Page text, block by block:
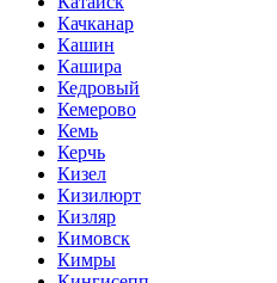
Качканар
Кашин
Кашира
Кедровый
Кемерово
Кемь
Керчь
Кизел
Кизилюрт
Кизляр
Кимовск
Кимры